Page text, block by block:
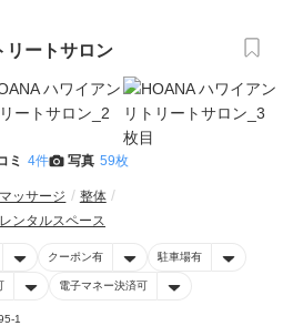
リートサロン
ミ 4件 写真 59枚
マッサージ
整体
ンタルスペース
クーポン有 駐車場有
電子マネー決済可
1